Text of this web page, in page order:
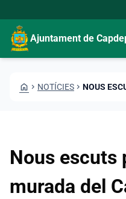
Ajuntament de
HOME CHEVRON_RIGHT NOTÍCIES CHEVRON_RIGHT
Nous escuts
murada del